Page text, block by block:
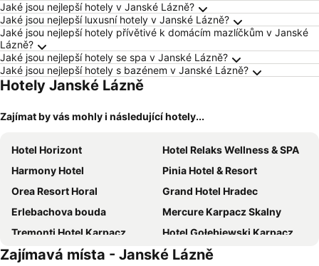
Jaké jsou nejlepší hotely v Janské Lázně?
Jaké jsou nejlepší luxusní hotely v Janské Lázně?
Jaké jsou nejlepší hotely přívětivé k domácím mazlíčkům v Janské
Lázně?
Jaké jsou nejlepší hotely se spa v Janské Lázně?
Jaké jsou nejlepší hotely s bazénem v Janské Lázně?
Hotely Janské Lázně
Zajímat by vás mohly i následující hotely...
Hotel Horizont
Hotel Relaks Wellness & SPA
Harmony Hotel
Pinia Hotel & Resort
Orea Resort Horal
Grand Hotel Hradec
Erlebachova bouda
Mercure Karpacz Skalny
Tremonti Hotel Karpacz
Hotel Gołębiewski Karpacz
Omnia Hotel Relax & Wellness Wellness Hotel Windsor
Zajímavá místa - Janské Lázně